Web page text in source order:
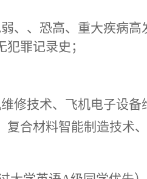
、、恐高、重大疾病
罪记录史；
修技术、飞机电子设
合材料智能制造技术